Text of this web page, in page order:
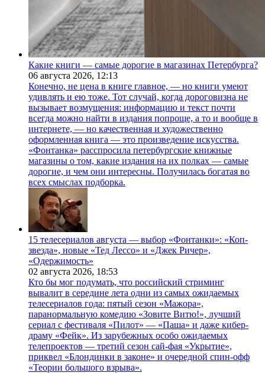
Какие книги — самые дорогие в магазинах Петербурга?
06 августа 2026, 12:13
Конечно, не цена в книге главное, — но книги умеют
удивлять и ею тоже. Тот случай, когда дороговизна не
вызывает возмущения: информацию и текст почти
всегда можно найти в издания попроще, а то и вообще в
интернете, — но качественная и художественно
оформленная книга — это произведение искусства.
«Фонтанка» расспросила петербургские книжные
магазины о том, какие издания на их полках — самые
дорогие, и чем они интересны. Получилась богатая во
всех смыслах подборка.
15 телесериалов августа — выбор «Фонтанки»: «Коп-
звезда», новые «Тед Лессо» и «Джек Ричер»,
«Одержимость»
02 августа 2026, 18:53
Кто бы мог подумать, что российский стриминг
вывалит в середине лета одни из самых ожидаемых
телесериалов года: пятый сезон «Мажора»,
паранормальную комедию «Зовите Витю!», лучший
сериал с фестиваля «Пилот» — «Паша» и даже кибер-
драму «Фейк». Из зарубежных особо ожидаемых
телепроектов — третий сезон сай-фая «Укрытие»,
приквел «Блондинки в законе» и очередной спин-офф
«Теории большого взрыва».